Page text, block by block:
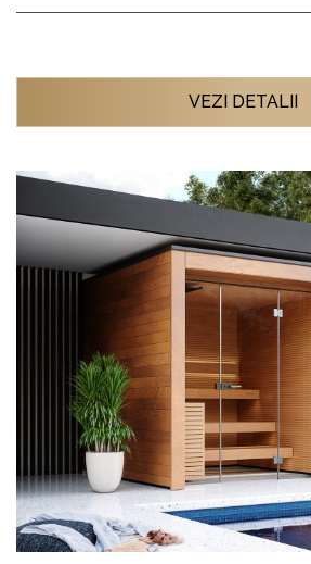
VEZI DETALII